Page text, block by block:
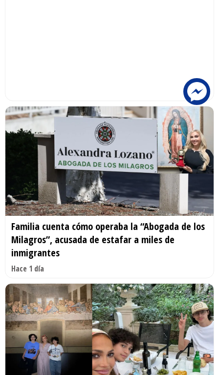
Familia cuenta cómo operaba la “Abogada de los
Milagros”, acusada de estafar a miles de
inmigrantes
Hace 1 día